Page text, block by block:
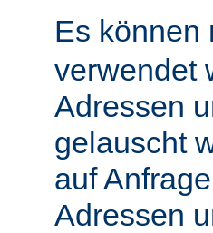
Es können
verwendet
Adressen
gelauscht
auf
Adressen